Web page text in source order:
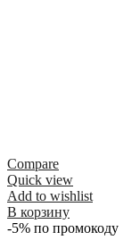
Compare
Quick view
Add to wishlist
В корзину
-5% по промокоду